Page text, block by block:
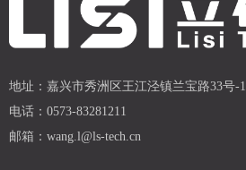
地址： 嘉兴市秀洲区王江泾镇兰宝路33号-1
电话： 0573-83281211
邮箱： wang.l@ls-tech.cn